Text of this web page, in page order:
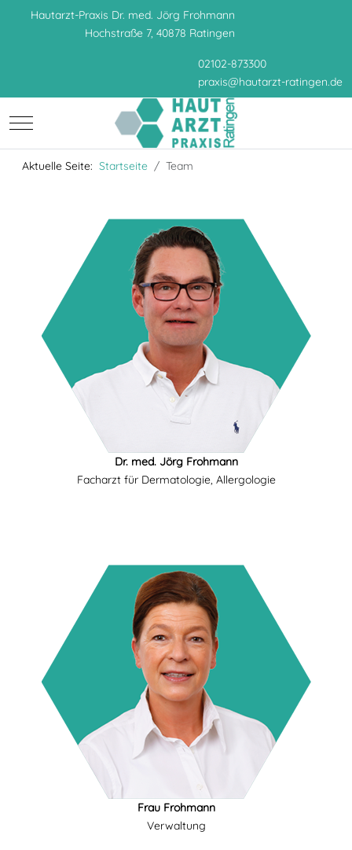
Hautarzt-Praxis Dr. med. Jörg Frohmann
Hochstraße 7, 40878 Ratingen
02102-873300
praxis@hautarzt-ratingen.de
Mobile Menu Toggle
Aktuelle Seite: Startseite Team
Dr. med. Jörg Frohmann
Facharzt für Dermatologie, Allergologie
Frau Frohmann
Verwaltung